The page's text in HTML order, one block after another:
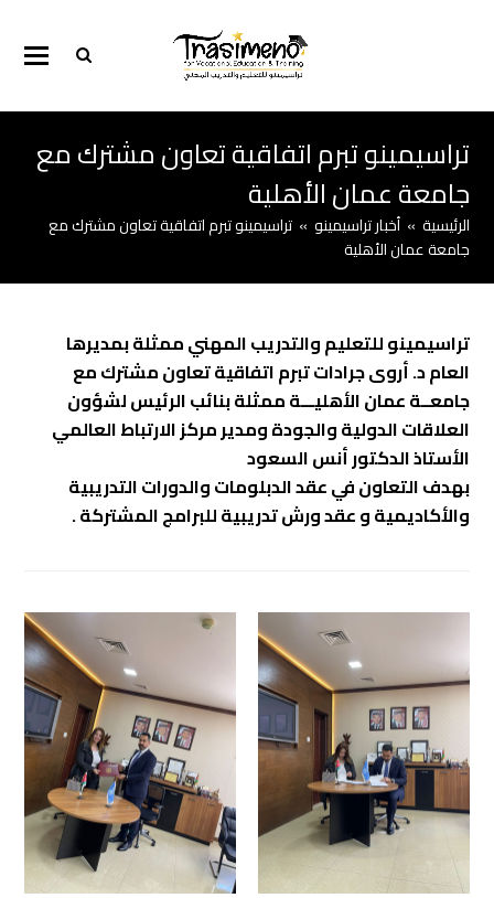
تراسيمينو تبرم اتفاقية تعاون مشترك مع
جامعة عمان الأهلية
الرئيسية » أخبار تراسيمينو » تراسيمينو تبرم اتفاقية تعاون مشترك مع
جامعة عمان الأهلية
تراسيمينو للتعليم والتدريب المهني ممثلة بمديرها
العام د. أروى جرادات تبرم اتفاقية تعاون مشترك مع
جامعــة عمان الأهليـــة ممثلة بنائب الرئيس لشؤون
العلاقات الدولية والجودة ومدير مركز الارتباط العالمي
الأستاذ الدكتور أنس السعود
بهدف التعاون في عقد الدبلومات والدورات التدريبية
والأكاديمية و عقد ورش تدريبية للبرامج المشتركة .